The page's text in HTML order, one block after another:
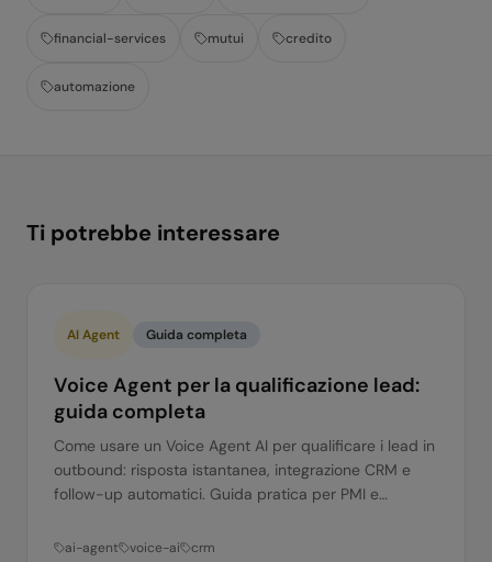
financial-services mutui credito
automazione
Ti potrebbe interessare
AI Agent Guida completa
Voice Agent per la qualificazione lead:
guida completa
Come usare un Voice Agent AI per qualificare i lead in
outbound: risposta istantanea, integrazione CRM e
follow-up automatici. Guida pratica per PMI e
ai-agent voice-ai crm